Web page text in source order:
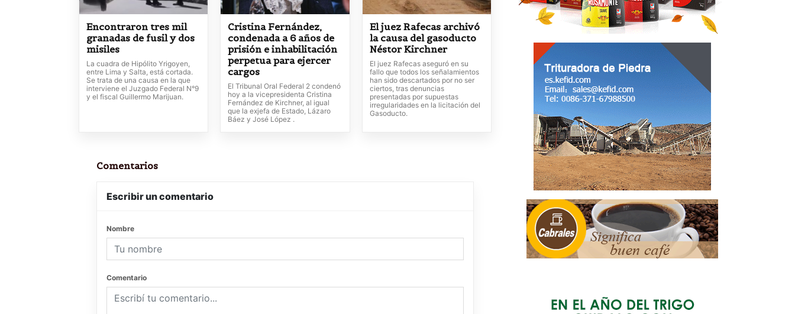
Encontraron tres mil
granadas de fusil y dos
misiles
La cuadra de Hipólito Yrigoyen,
entre Lima y Salta, está cortada.
Se trata de una causa en la que
interviene el Juzgado Federal N°9
y el fiscal Guillermo Marijuan.
Cristina Fernández,
condenada a 6 años de
prisión e inhabilitación
perpetua para ejercer
cargos
El Tribunal Oral Federal 2 condenó
hoy a la vicepresidenta Cristina
Fernández de Kirchner, al igual
que la exjefa de Estado, Lázaro
Báez y José López .
El juez Rafecas archivó
la causa del gasoducto
Néstor Kirchner
El juez Rafecas aseguró en su
fallo que todos los señalamientos
han sido descartados por no ser
ciertos, tras denuncias
presentadas por supuestas
irregularidades en la licitación del
Gasoducto.
Comentarios
Escribir un comentario
Nombre
Comentario